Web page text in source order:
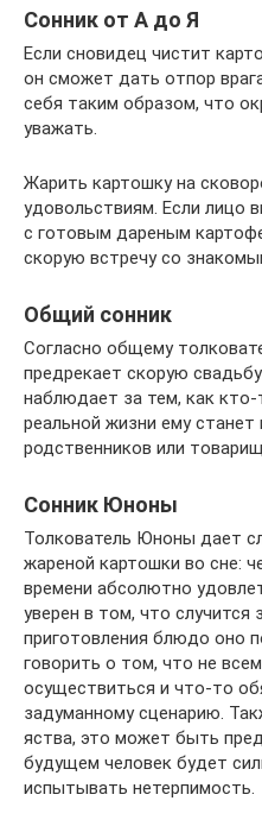
Сонник от А до Я
Если сновидец чистит
он сможет дать отпор
себя таким образом, что
уважать.
Жарить картошку на
удовольствиям. Если лицо
с готовым дареным
скорую встречу со
Общий сонник
Согласно общему
предрекает скорую
наблюдает за тем, как
реальной жизни ему
родственников или
Сонник Юноны
Толкователь Юноны дает
жареной картошки во сне:
времени абсолютно
уверен в том, что случится
приготовления блюдо оно
говорить о том, что не
осуществиться и что-то
задуманному сценарию.
яства, это может быть
будущем человек будет
испытывать нетерпимость.